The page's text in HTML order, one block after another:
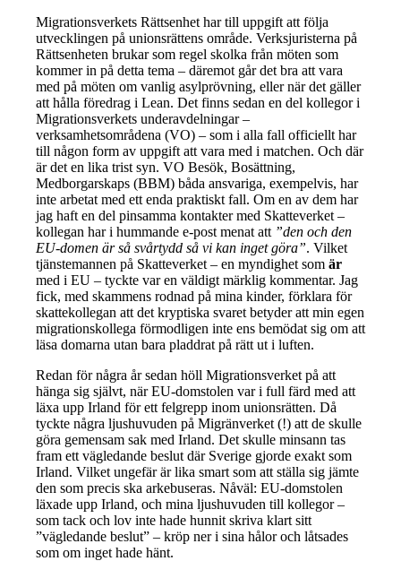
Migrationsverkets Rättsenhet har till uppgift att följa
utvecklingen på unionsrättens område. Verksjuristerna på
Rättsenheten brukar som regel skolka från möten som
kommer in på detta tema – däremot går det bra att vara
med på möten om vanlig asylprövning, eller när det gäller
att hålla föredrag i Lean. Det finns sedan en del kollegor i
Migrationsverkets underavdelningar –
verksamhetsområdena (VO) – som i alla fall officiellt har
till någon form av uppgift att vara med i matchen. Och där
är det en lika trist syn. VO Besök, Bosättning,
Medborgarskaps (BBM) båda ansvariga, exempelvis, har
inte arbetat med ett enda praktiskt fall. Om en av dem har
jag haft en del pinsamma kontakter med Skatteverket –
kollegan har i hummande e-post menat att ”den och den
EU-domen är så svårtydd så vi kan inget göra”. Vilket
tjänstemannen på Skatteverket – en myndighet som är
med i EU – tyckte var en väldigt märklig kommentar. Jag
fick, med skammens rodnad på mina kinder, förklara för
skattekollegan att det kryptiska svaret betyder att min egen
migrationskollega förmodligen inte ens bemödat sig om att
läsa domarna utan bara pladdrat på rätt ut i luften.
Redan för några år sedan höll Migrationsverket på att
hänga sig självt, när EU-domstolen var i full färd med att
läxa upp Irland för ett felgrepp inom unionsrätten. Då
tyckte några ljushuvuden på Migränverket (!) att de skulle
göra gemensam sak med Irland. Det skulle minsann tas
fram ett vägledande beslut där Sverige gjorde exakt som
Irland. Vilket ungefär är lika smart som att ställa sig jämte
den som precis ska arkebuseras. Nåväl: EU-domstolen
läxade upp Irland, och mina ljushuvuden till kollegor –
som tack och lov inte hade hunnit skriva klart sitt
”vägledande beslut” – kröp ner i sina hålor och låtsades
som om inget hade hänt.